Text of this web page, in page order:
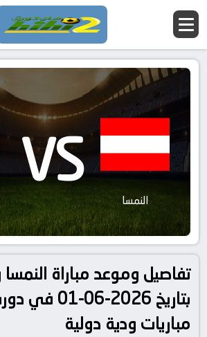
النمسا VS
تفاصيل وموعد مباراة
بتاريخ 2026-
مباريات ودية دولية